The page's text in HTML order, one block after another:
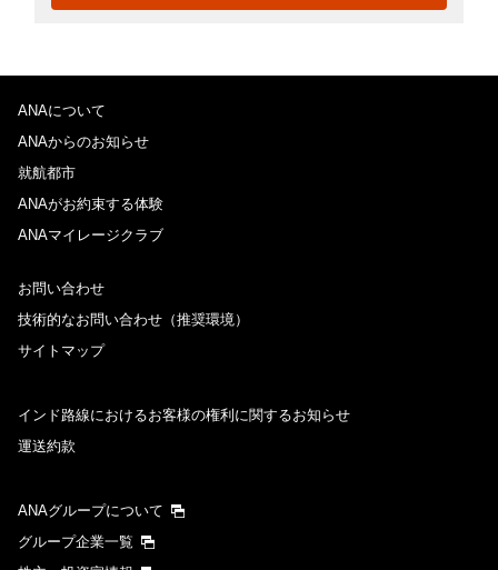
ANAについて
ANAからのお知らせ
就航都市
ANAがお約束する体験
ANAマイレージクラブ
お問い合わせ
技術的なお問い合わせ（推奨環境）
サイトマップ
インド路線におけるお客様の権利に関するお知らせ
運送約款
ANAグループについて
グループ企業一覧